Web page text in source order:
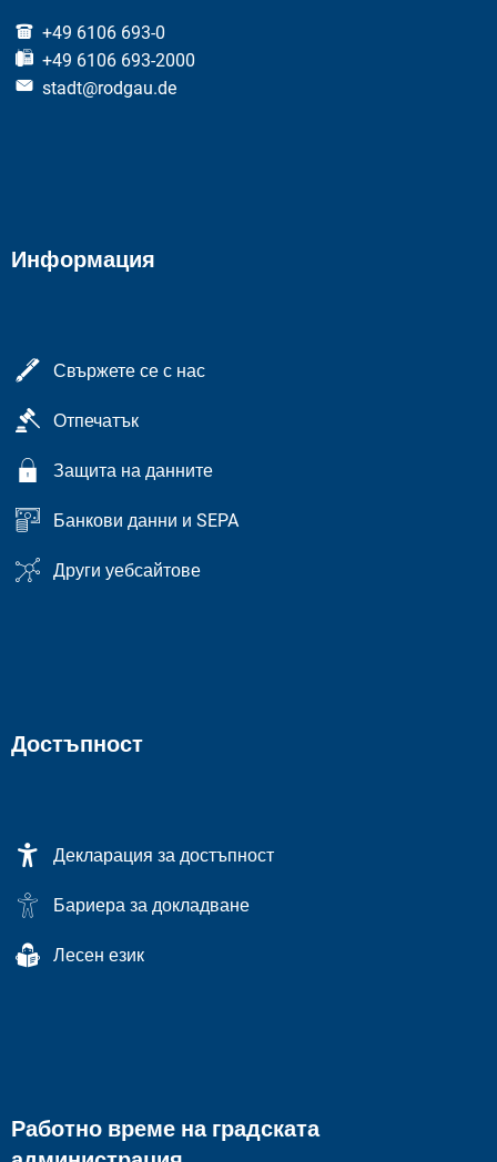
+49 6106 693-0
+49 6106 693-2000
stadt@rodgau.de
Информация
Свържете се с нас
Отпечатък
Защита на данните
Банкови данни и SEPA
Други уебсайтове
Достъпност
Декларация за достъпност
Бариера за докладване
Лесен език
Работно време на градската